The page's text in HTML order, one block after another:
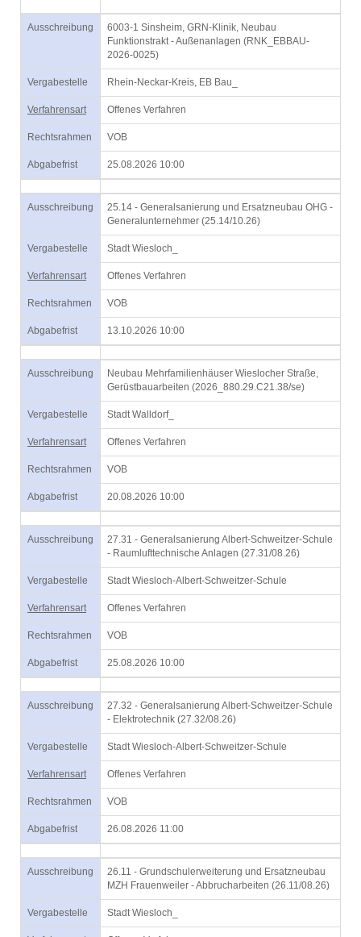
Ausschreibung
6003-1 Sinsheim, GRN-Klinik, Neubau
Funktionstrakt - Außenanlagen (RNK_EBBAU-
2026-0025)
Vergabestelle Rhein-Neckar-Kreis, EB Bau_
Verfahrensart Offenes Verfahren
Rechtsrahmen VOB
Abgabefrist 25.08.2026 10:00
Ausschreibung
25.14 - Generalsanierung und Ersatzneubau OHG -
Generalunternehmer (25.14/10.26)
Vergabestelle Stadt Wiesloch_
Verfahrensart Offenes Verfahren
Rechtsrahmen VOB
Abgabefrist 13.10.2026 10:00
Ausschreibung
Neubau Mehrfamilienhäuser Wieslocher Straße,
Gerüstbauarbeiten (2026_880.29.C21.38/se)
Vergabestelle Stadt Walldorf_
Verfahrensart Offenes Verfahren
Rechtsrahmen VOB
Abgabefrist 20.08.2026 10:00
Ausschreibung
27.31 - Generalsanierung Albert-Schweitzer-Schule
- Raumlufttechnische Anlagen (27.31/08.26)
Vergabestelle Stadt Wiesloch-Albert-Schweitzer-Schule
Verfahrensart Offenes Verfahren
Rechtsrahmen VOB
Abgabefrist 25.08.2026 10:00
Ausschreibung
27.32 - Generalsanierung Albert-Schweitzer-Schule
- Elektrotechnik (27.32/08.26)
Vergabestelle Stadt Wiesloch-Albert-Schweitzer-Schule
Verfahrensart Offenes Verfahren
Rechtsrahmen VOB
Abgabefrist 26.08.2026 11:00
Ausschreibung
26.11 - Grundschulerweiterung und Ersatzneubau
MZH Frauenweiler - Abbrucharbeiten (26.11/08.26)
Vergabestelle Stadt Wiesloch_